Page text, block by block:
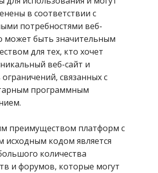
в соответствии с
потребностями веб-
может быть значительным
для тех, кто хочет
веб-сайт и
связанных с
программным
преимуществом платформ с
исходным кодом является
количества
и форумов, которые могут